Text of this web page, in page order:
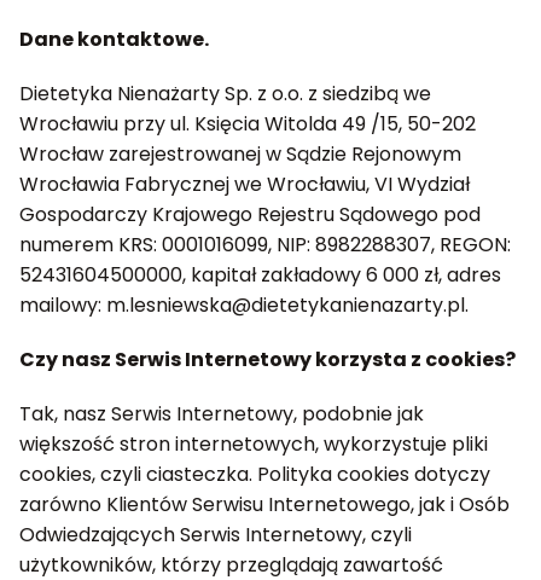
Dane kontaktowe.
Dietetyka Nienażarty Sp. z o.o. z siedzibą we
Wrocławiu przy ul. Księcia Witolda 49 /15, 50-202
Wrocław zarejestrowanej w Sądzie Rejonowym
Wrocławia Fabrycznej we Wrocławiu, VI Wydział
Gospodarczy Krajowego Rejestru Sądowego pod
numerem KRS: 0001016099, NIP: 8982288307, REGON:
52431604500000, kapitał zakładowy 6 000 zł, adres
mailowy: m.lesniewska@dietetykanienazarty.pl.
Czy nasz Serwis Internetowy korzysta z cookies?
Tak, nasz Serwis Internetowy, podobnie jak
większość stron internetowych, wykorzystuje pliki
cookies, czyli ciasteczka. Polityka cookies dotyczy
zarówno Klientów Serwisu Internetowego, jak i Osób
Odwiedzających Serwis Internetowy, czyli
użytkowników, którzy przeglądają zawartość